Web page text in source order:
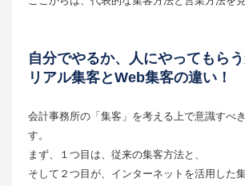
自分でやるか、人にやってもらう
リアル集客とWeb集客の違い！
会計事務所の「集客」を考える上で意識すべ
す。
まず、１つ目は、従来の集客方法と、
そして２つ目が、インターネットを活用した